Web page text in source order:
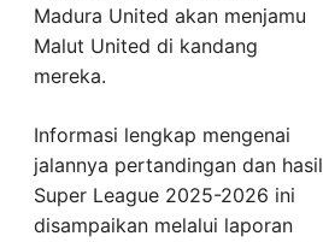
Madura United akan menjamu
Malut United di kandang
mereka.
Informasi lengkap mengenai
jalannya pertandingan dan hasil
Super League 2025-2026 ini
disampaikan melalui laporan